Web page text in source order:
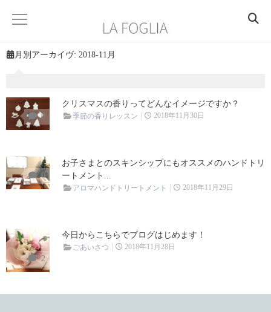
ABOUT
PROFILE
ACCESS
SERVICE
香りを学ぶ
月別アーカイヴ: 2018-11月
0
クリスマスの香りってどんなイメージですか？
季節の香りレッスン 2018年11月30日
0
お子さまとのスキンシップにもオススメのハンドトリ
ートメント...
アロマハンドトリートメント 2018年11月29日
2
今日からこちらでブログはじめます！
ごあいさつ 2018年11月28日